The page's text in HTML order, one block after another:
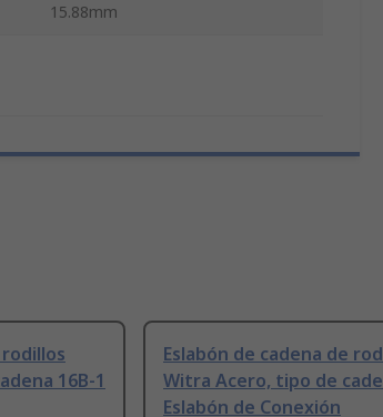
15.88mm
16B-1
Eslabón de cadena de
Witra Acero, tipo de
Eslabón de Conexión